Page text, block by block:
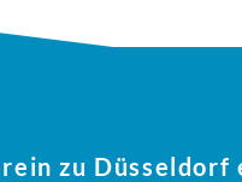
zu Düsseldorf